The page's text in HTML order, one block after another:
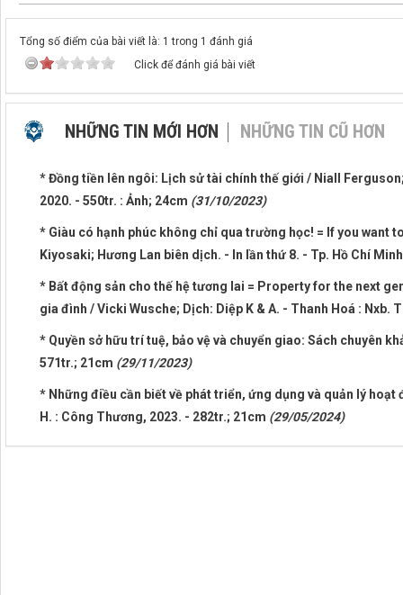
Tổng số điểm của bài viết là: 1 trong 1 đánh giá
Click để đánh giá bài viết
NHỮNG TIN MỚI HƠN NHỮNG TIN CŨ HƠN
* Đồng tiền lên ngôi: Lịch sử tài chính thế giới / Niall
2020. - 550tr. : Ảnh; 24cm (31/10/2023)
* Giàu có hạnh phúc không chỉ qua trường học! = If you want
Kiyosaki; Hương Lan biên dịch. - In lần thứ 8. - Tp. Hồ Chí
* Bất động sản cho thế hệ tương lai = Property for the next
gia đình / Vicki Wusche; Dịch: Diệp K & A. - Thanh Hoá : Nxb.
* Quyền sở hữu trí tuệ, bảo vệ và chuyển giao: Sách chuyên
571tr.; 21cm (29/11/2023)
* Những điều cần biết về phát triển, ứng dụng và quản lý
H. : Công Thương, 2023. - 282tr.; 21cm (29/05/2024)